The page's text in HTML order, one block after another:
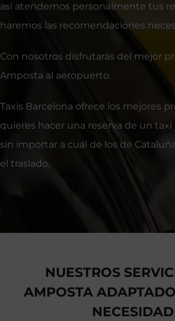
así atendemos personalmente tus
haremos las recomendaciones
Con nosotros disfrutarás del mejor
Amposta al aeropuerto.
Taxis Barcelona ofrece los mejores
quieres hacer una reserva de un taxi
sin importar a cuál de los de
el traslado.
NUESTROS
AMPOSTA
NECESIDAD